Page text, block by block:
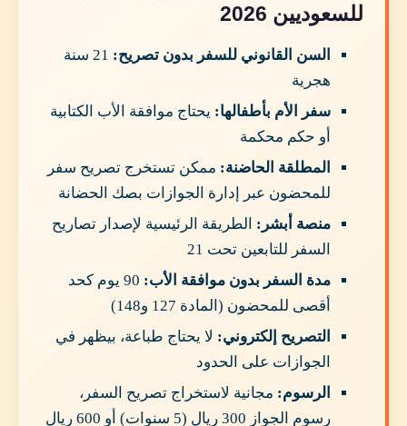
للسعوديين 2026
السن القانوني للسفر بدون تصريح:
21 سنة
هجرية
سفر الأم بأطفالها: يحتاج موافقة الأب الكتابية
أو حكم محكمة
المطلقة الحاضنة: ممكن تستخرج تصريح سفر
للمحضون عبر إدارة الجوازات بصك الحضانة
منصة أبشر: الطريقة الرئيسية لإصدار تصاريح
السفر للتابعين تحت 21
مدة السفر بدون موافقة الأب:
90 يوم كحد
أقصى للمحضون (المادة 127 و148)
التصريح إلكتروني: لا يحتاج طباعة، بيظهر في
الجوازات على الحدود
الرسوم: مجانية لاستخراج تصريح السفر،
رسوم الجواز 300 ريال (5 سنوات) أو 600 ريال